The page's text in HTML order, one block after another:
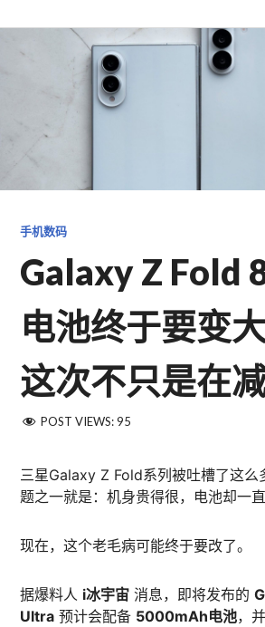
至 TGFC LIFESTYLE
手机数码
Galaxy Z Fold
电池终于要变
这次不只是在
POST VIEWS: 95
三星Galaxy Z Fold系列被吐槽了这么
题之一就是：机身贵得很，电池却一直
现在，这个老毛病可能终于要改了。
据爆料人 i冰宇宙 消息，即将发布的
Ultra 预计会配备 5000mAh电池，